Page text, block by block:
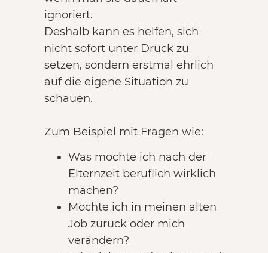
ignoriert.
Deshalb kann es helfen, sich
nicht sofort unter Druck zu
setzen, sondern erstmal ehrlich
auf die eigene Situation zu
schauen.
Zum Beispiel mit Fragen wie:
Was möchte ich nach der
Elternzeit beruflich wirklich
machen?
Möchte ich in meinen alten
Job zurück oder mich
verändern?